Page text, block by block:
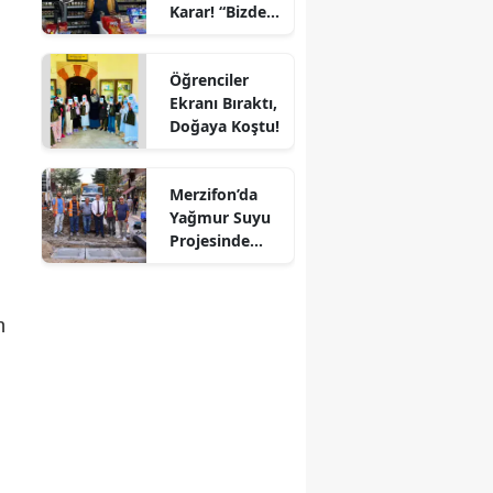
İstanbul
İzmir
Kastamonu
Kayseri
Karar! “Bizde
Öğrenciler
Ekranı Bıraktı,
Doğaya Koştu!
Merzifon’da
Yağmur Suyu
Projesinde